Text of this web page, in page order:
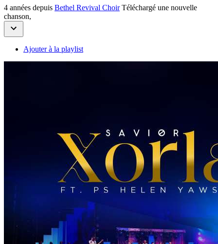
4 années depuis Bethel Revival ChoirTéléchargé une nouvelle
chanson,
Ajouter à la playlist